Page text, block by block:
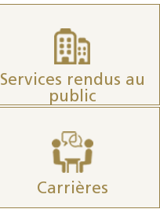
Services rendus au
public
Carrières